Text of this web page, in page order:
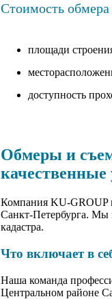
Стоимость обмера
площади
доступность
Обмеры и
качественные
Компания KU-GROUP
Санкт-Петербурга. Мы
кадастра.
Что включает в
Наша команда
Центральном районе